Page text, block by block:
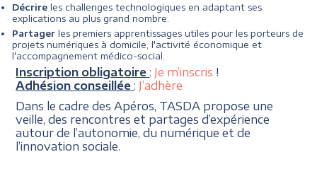
Décrire les challenges technologiques en adaptant ses
explications au plus grand nombre.
Partager les premiers apprentissages utiles pour les porteurs de
projets numériques à domicile, l'activité économique et
l'accompagnement médico-social.
Inscription obligatoire: Je m’inscris !
Adhésion conseillée: J’adhère
Dans le cadre des Apéros, TASDA propose une
veille, des rencontres et partages d’expérience
autour de l’autonomie, du numérique et de
l’innovation sociale.